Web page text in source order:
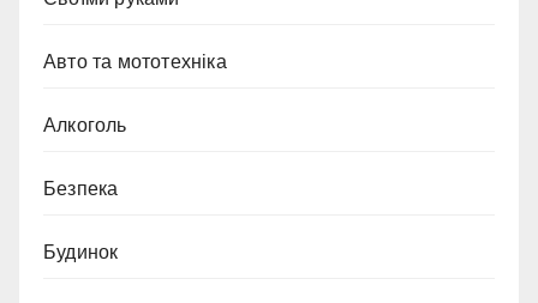
Авто та мототехніка
Алкоголь
Безпека
Будинок